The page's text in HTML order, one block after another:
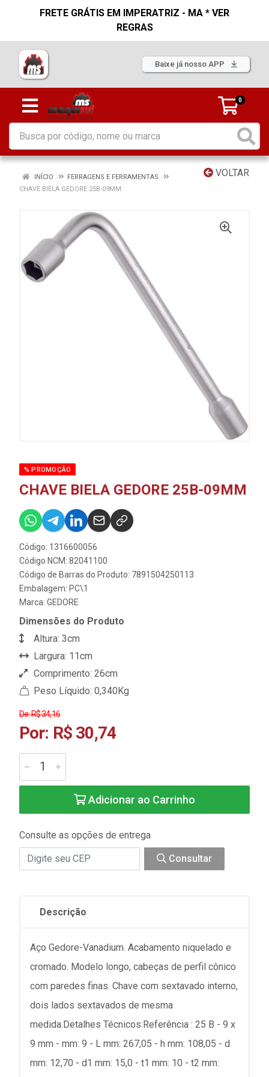
FRETE GRÁTIS EM IMPERATRIZ - MA * VER
REGRAS
Baixe já nosso APP
0
VOLTAR
INÍCIO
FERRAGENS E FERRAMENTAS
CHAVE BIELA GEDORE 25B-09MM
% PROMOÇÃO
CHAVE BIELA GEDORE 25B-09MM
Código: 1316600056
Código NCM: 82041100
Código de Barras do Produto: 7891504250113
Embalagem: PC\1
Marca: GEDORE
Dimensões do Produto
Altura: 3cm
Largura: 11cm
Comprimento: 26cm
Peso Líquido: 0,340Kg
De: R$ 34,16
Por: R$ 30,74
Adicionar ao Carrinho
Consulte as opções de entrega
Consultar
Descrição
Aço Gedore-Vanadium. Acabamento niquelado e
cromado. Modelo longo, cabeças de perfil cônico
com paredes finas. Chave com sextavado interno,
dois lados sextavados de mesma
medida.Detalhes Técnicos:Referência : 25 B - 9 x
9 mm - mm: 9 - L mm: 267,05 - h mm: 108,05 - d
mm: 12,70 - d1 mm: 15,0 - t1 mm: 10 - t2 mm: